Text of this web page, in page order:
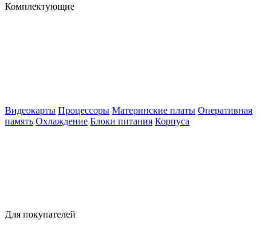
Комплектующие
Видеокарты Процессоры Материнские платы Оперативная
память Охлаждение Блоки питания Корпуса
Для покупателей